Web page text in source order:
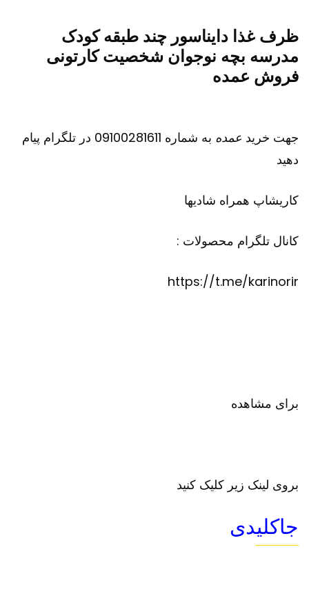
ظرف غذا دایناسور چند طبقه کودک
مدرسه بچه نوجوان شخصیت کارتونی
فروش عمده
جهت خرید عمده
به شماره 09100281611 در تلگرام پیام
دهید
کاریشاپ همراه شادیها
کانال تلگرام محصولات :
https://t.me/karinorir
برای مشاهده
بروی لینک زیر کلیک کنید
جاکلیدی